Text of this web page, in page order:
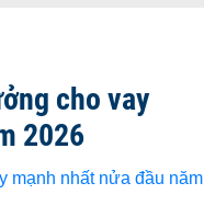
cho vay
2026